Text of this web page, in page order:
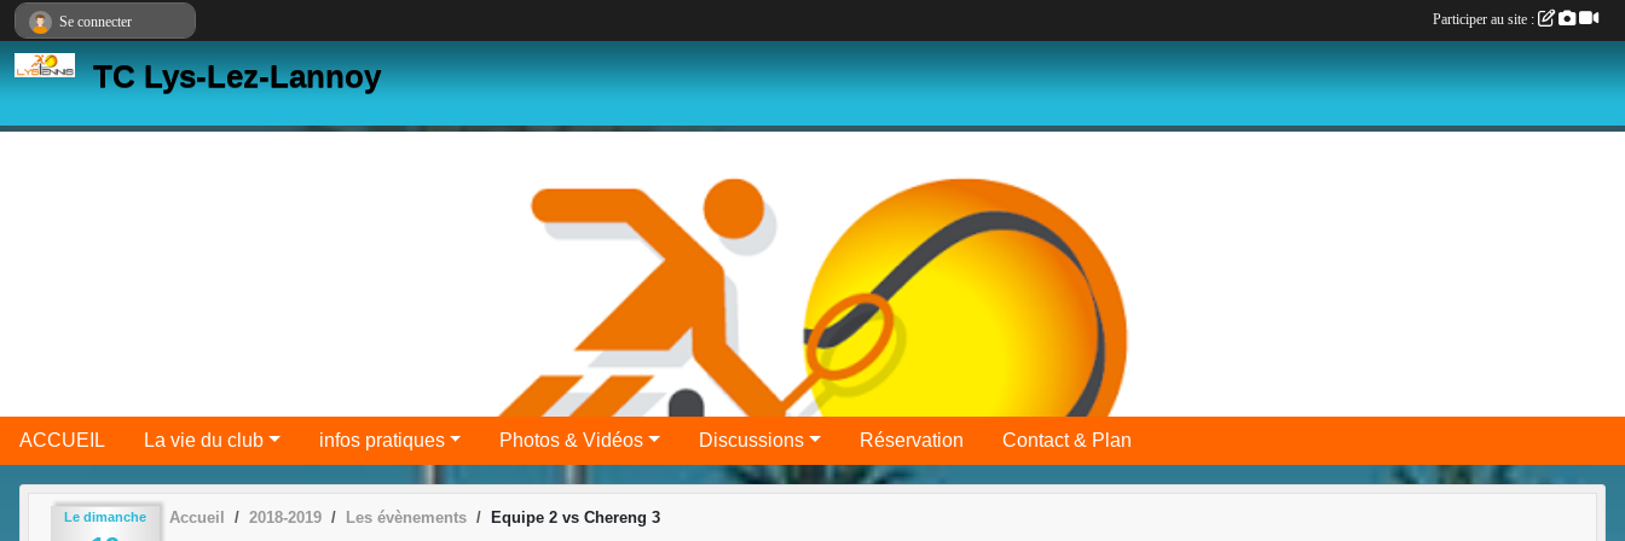
TC Lys-Lez-Lannoy
ACCUEIL La vie du club infos pratiques Photos & Vidéos Discussions Réservation Contact & Plan
Le dimanche Accueil 2018-2019 Les évènements Equipe 2 vs Chereng 3
Se connecter Participer au site :
Panneau de gestion des cookies